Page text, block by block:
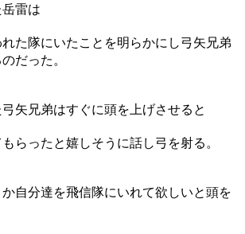
雷は
た隊にいたことを明らかにし弓矢兄弟
だった。
矢兄弟はすぐに頭を上げさせると
らったと嬉しそうに話し弓を射る。
自分達を飛信隊にいれて欲しいと頭を